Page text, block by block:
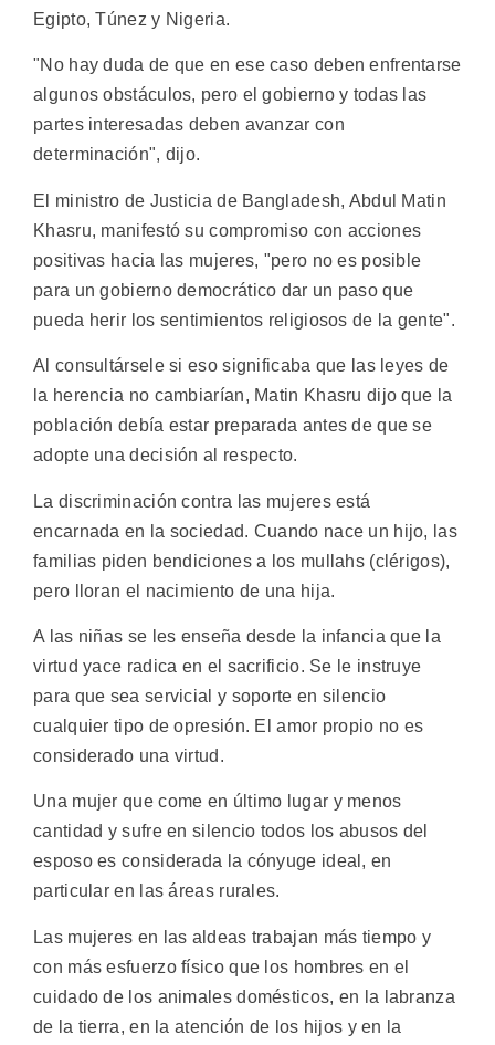
Egipto, Túnez y Nigeria.
"No hay duda de que en ese caso deben enfrentarse
algunos obstáculos, pero el gobierno y todas las
partes interesadas deben avanzar con
determinación", dijo.
El ministro de Justicia de Bangladesh, Abdul Matin
Khasru, manifestó su compromiso con acciones
positivas hacia las mujeres, "pero no es posible
para un gobierno democrático dar un paso que
pueda herir los sentimientos religiosos de la gente".
Al consultársele si eso significaba que las leyes de
la herencia no cambiarían, Matin Khasru dijo que la
población debía estar preparada antes de que se
adopte una decisión al respecto.
La discriminación contra las mujeres está
encarnada en la sociedad. Cuando nace un hijo, las
familias piden bendiciones a los mullahs (clérigos),
pero lloran el nacimiento de una hija.
A las niñas se les enseña desde la infancia que la
virtud yace radica en el sacrificio. Se le instruye
para que sea servicial y soporte en silencio
cualquier tipo de opresión. El amor propio no es
considerado una virtud.
Una mujer que come en último lugar y menos
cantidad y sufre en silencio todos los abusos del
esposo es considerada la cónyuge ideal, en
particular en las áreas rurales.
Las mujeres en las aldeas trabajan más tiempo y
con más esfuerzo físico que los hombres en el
cuidado de los animales domésticos, en la labranza
de la tierra, en la atención de los hijos y en la